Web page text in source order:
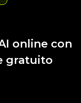
online con
gratuito